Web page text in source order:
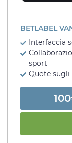
BETLABEL
Interfaccia
sport
Quote sugli